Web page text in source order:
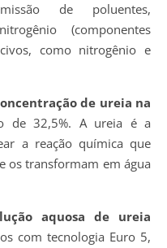
de poluentes,
(componentes
como nitrogênio e
de ureia na
de 32,5%. A ureia é a
a reação química que
os transformam em água
aquosa de ureia
com tecnologia Euro 5,